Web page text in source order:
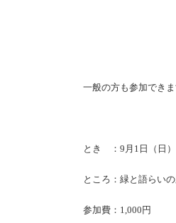
一般の方も参加できま
とき ：9月1日（日
ところ：緑と語らい
参加費：1,000円